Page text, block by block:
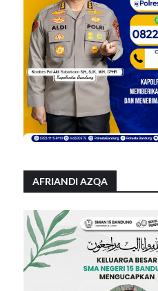
AFRIANDI AZQA